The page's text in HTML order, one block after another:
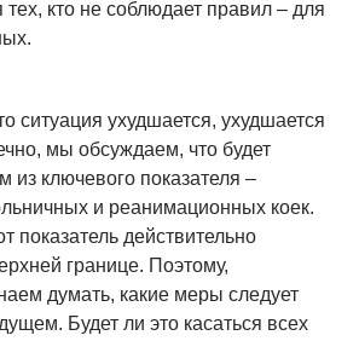
тех, кто не соблюдает правил – для
ситуация ухудшается, ухудшается
мы обсуждаем, что будет
из ключевого показателя –
и реанимационных коек.
показатель действительно
границе. Поэтому,
думать, какие меры следует
Будет ли это касаться всех